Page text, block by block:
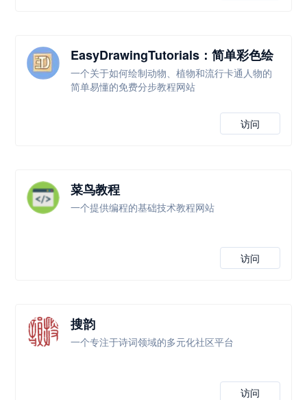
EasyDrawingTutorials：简单彩色绘
画教程
一个关于如何绘制动物、植物和流行卡通人物的
简单易懂的免费分步教程网站
访问
菜鸟教程
一个提供编程的基础技术教程网站
访问
搜韵
一个专注于诗词领域的多元化社区平台
访问